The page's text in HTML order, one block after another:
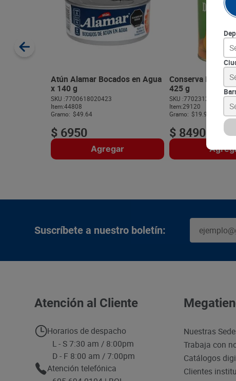
Atún Alamar Bocados en Agua
x 140 g
SKU :7700618020423
Item:44808
Gramo: $49.64
$ 6950
Agregar
Conserva Durazno
425 g
SKU :7702312502328
Item:29120
Gramo: $19.98
$ 8490
Suscríbete a nuestro boletín:
Atención al Cliente
Horarios de despacho
L - S 7:30 am / 8:00pm
D - F 8:00 am / 7:00pm
Atención telefónica
Nuestras
Trabaja con
Catálogos
Clientes